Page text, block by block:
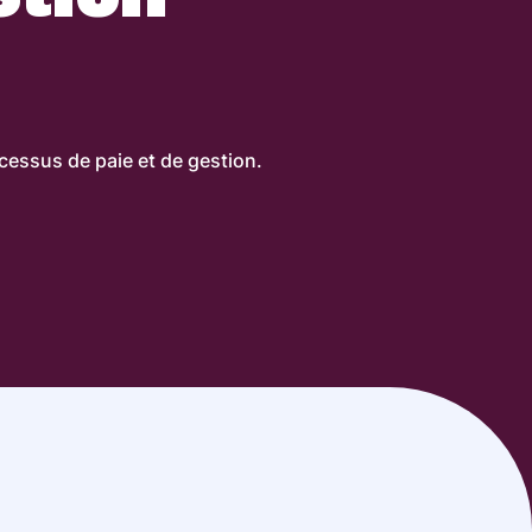
de paie et de gestion.